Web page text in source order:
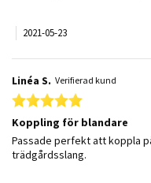
2021-05-23
Linéa S. Verifierad kund
5.0 star rating
Koppling för blandare
Review by Linéa S. on 9 May
review stating Koppling för
Passade perfekt att koppla
trädgårdsslang.